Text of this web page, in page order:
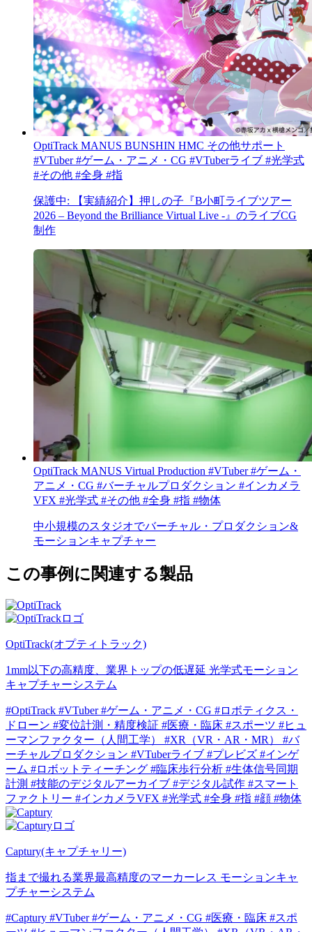
OptiTrack MANUS BUNSHIN HMC その他サポート
#VTuber #ゲーム・アニメ・CG #VTuberライブ #光学式
#その他 #全身 #指
保護中: 【実績紹介】押しの子『B小町ライブツアー
2026 – Beyond the Brilliance Virtual Live -』のライブCG
制作
OptiTrack MANUS Virtual Production #VTuber #ゲーム・
アニメ・CG #バーチャルプロダクション #インカメラ
VFX #光学式 #その他 #全身 #指 #物体
中小規模のスタジオでバーチャル・プロダクション&
モーションキャプチャー
この事例に関連する製品
OptiTrack(オプティトラック)
1mm以下の高精度、業界トップの低遅延 光学式モーション
キャプチャーシステム
#OptiTrack #VTuber #ゲーム・アニメ・CG #ロボティクス・
ドローン #変位計測・精度検証 #医療・臨床 #スポーツ #ヒュ
ーマンファクター（人間工学）
#XR（VR・AR・MR）
#バ
ーチャルプロダクション #VTuberライブ #プレビズ #インゲ
ーム #ロボットティーチング #臨床歩行分析 #生体信号同期
計測 #技能のデジタルアーカイブ #デジタル試作 #スマート
ファクトリー #インカメラVFX #光学式 #全身 #指 #顔 #物体
Captury(キャプチャリー)
指まで撮れる業界最高精度のマーカーレス モーションキャ
プチャーシステム
#Captury #VTuber #ゲーム・アニメ・CG #医療・臨床 #スポ